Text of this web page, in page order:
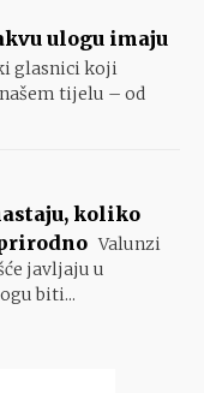
ulogu imaju
glasnici koji
tijelu – od
koliko
Valunzi
javljaju u
biti...